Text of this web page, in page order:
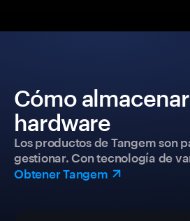
Cómo
hardware
Los productos de Tangem son
gestionar. Con tecnología de
Obtener Tangem